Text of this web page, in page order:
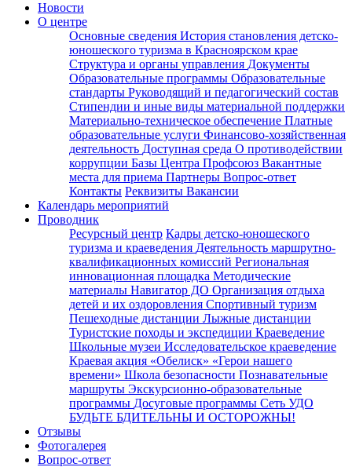
Новости
О центре
Основные сведения История становления детско-
юношеского туризма в Красноярском крае
Структура и органы управления Документы
Образовательные программы Образовательные
стандарты Руководящий и педагогический состав
Стипендии и иные виды материальной поддержки
Материально-техническое обеспечение Платные
образовательные услуги Финансово-хозяйственная
деятельность Доступная среда О противодействии
коррупции Базы Центра Профсоюз Вакантные
места для приема Партнеры Вопрос-ответ
Контакты Реквизиты Вакансии
Календарь мероприятий
Проводник
Ресурсный центр Кадры детско-юношеского
туризма и краеведения Деятельность маршрутно-
квалификационных комиссий Региональная
инновационная площадка Методические
материалы Навигатор ДО Организация отдыха
детей и их оздоровления Спортивный туризм
Пешеходные дистанции Лыжные дистанции
Туристские походы и экспедиции Краеведение
Школьные музеи Исследовательское краеведение
Краевая акция «Обелиск» «Герои нашего
времени» Школа безопасности Познавательные
маршруты Экскурсионно-образовательные
программы Досуговые программы Сеть УДО
БУДЬТЕ БДИТЕЛЬНЫ И ОСТОРОЖНЫ!
Отзывы
Фотогалерея
Вопрос-ответ